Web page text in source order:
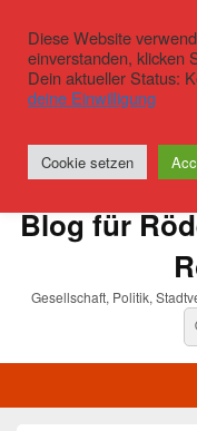
Blog für
Gesellschaft, Politik,
Diese Website
einverstanden, klicken
Dein aktueller Status:
deine Einwilligung
Cookie setzen